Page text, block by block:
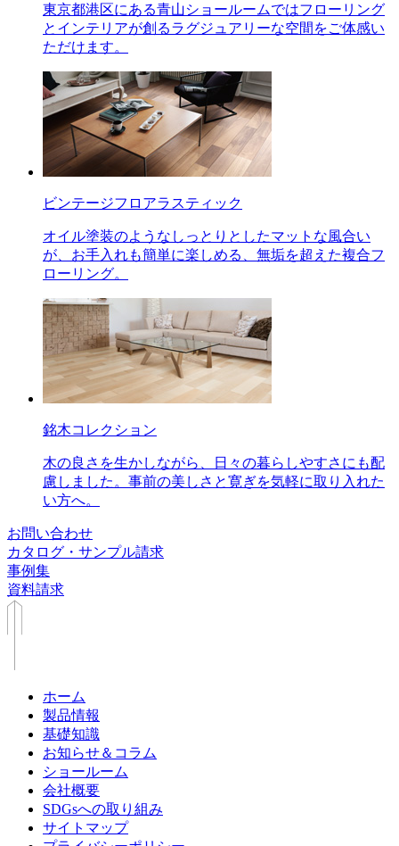
東京都港区にある青山ショールームではフローリング
とインテリアが創るラグジュアリーな空間をご体感い
ただけます。
ビンテージフロアラスティック
オイル塗装のようなしっとりとしたマットな風合い
が、お手入れも簡単に楽しめる、無垢を超えた複合フ
ローリング。
銘木コレクション
木の良さを生かしながら、日々の暮らしやすさにも配
慮しました。事前の美しさと寛ぎを気軽に取り入れた
い方へ。
お問い合わせ
カタログ・サンプル請求
事例集
資料請求
ホーム
製品情報
基礎知識
お知らせ＆コラム
ショールーム
会社概要
SDGsへの取り組み
サイトマップ